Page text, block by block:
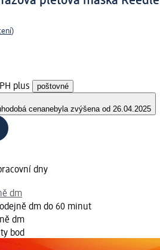
)
plus poštovné
cenanebyla zvýšena od 26.04.2025
dny
dm
dm do 60 minut
dm
bod